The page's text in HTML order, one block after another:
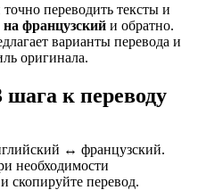
переводить тексты и
на французский и обратно.
варианты перевода и
оригинала.
шага к переводу
↔ французский.
необходимости
скопируйте перевод.